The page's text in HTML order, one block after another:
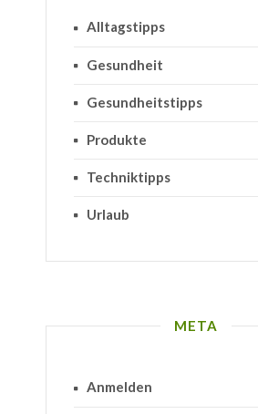
Alltagstipps
Gesundheit
Gesundheitstipps
Produkte
Techniktipps
Urlaub
META
Anmelden